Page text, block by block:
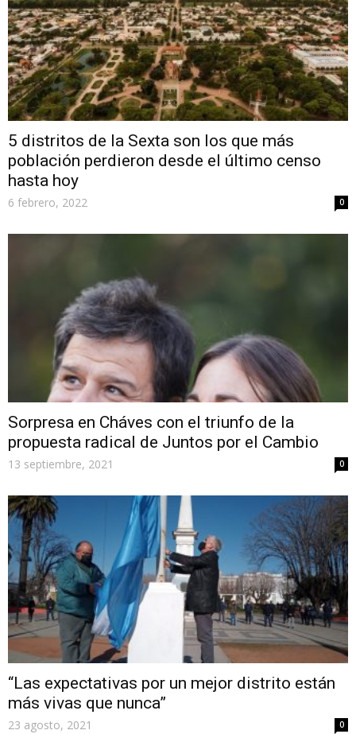
5 distritos de la Sexta son los que más
población perdieron desde el último censo
hasta hoy
6 febrero, 2022 0
Sorpresa en Cháves con el triunfo de la
propuesta radical de Juntos por el Cambio
13 septiembre, 2021 0
“Las expectativas por un mejor distrito están
más vivas que nunca”
23 agosto, 2021 0